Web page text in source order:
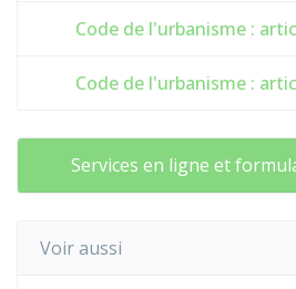
Code de l'urbanisme :
Code de l'urbanisme :
Services en ligne et
Voir aussi